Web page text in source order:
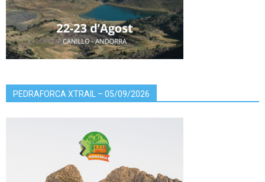
PEDRAFORCA XTRAIL – 05/09/2026